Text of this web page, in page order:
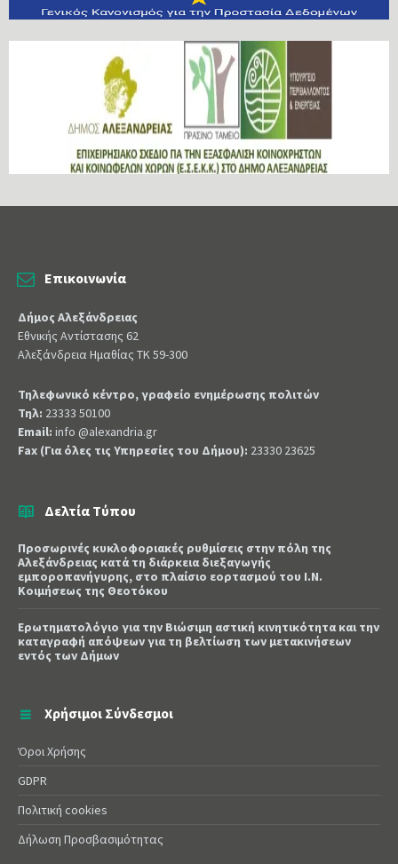
Επικοινωνία
Δήμος Αλεξάνδρειας
Εθνικής Αντίστασης 62
Αλεξάνδρεια Ημαθίας ΤΚ 59-300
Τηλεφωνικό κέντρο, γραφείο ενημέρωσης πολιτών
Τηλ: 23333 50100
Email: info @alexandria.gr
Fax (Για όλες τις Υπηρεσίες του Δήμου): 23330 23625
Δελτία Τύπου
Προσωρινές κυκλοφοριακές ρυθμίσεις στην πόλη της
Αλεξάνδρειας κατά τη διάρκεια διεξαγωγής
εμποροπανήγυρης, στο πλαίσιο εορτασμού του Ι.Ν.
Κοιμήσεως της Θεοτόκου
Ερωτηματολόγιο για την Βιώσιμη αστική κινητικότητα και την
καταγραφή απόψεων για τη βελτίωση των μετακινήσεων
εντός των Δήμων
Χρήσιμοι Σύνδεσμοι
Όροι Χρήσης
GDPR
Πολιτική cookies
Δήλωση Προσβασιμότητας